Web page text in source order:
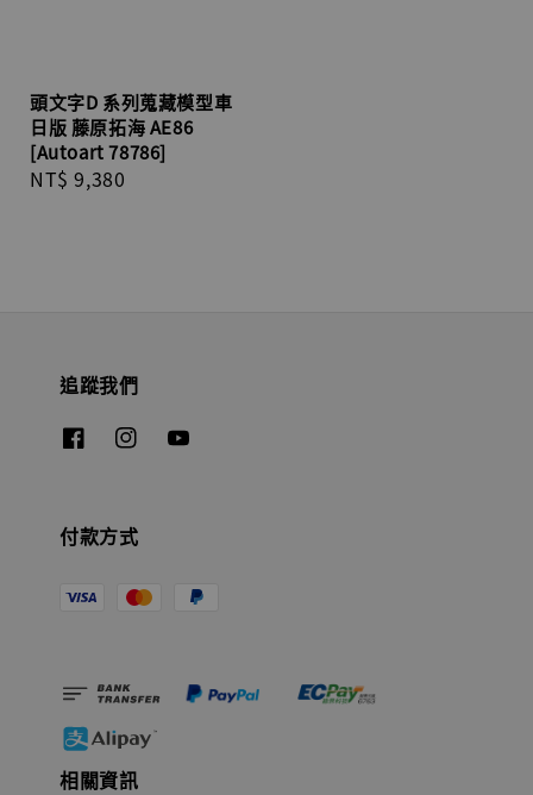
頭文字D 系列蒐藏模型車
日版 藤原拓海 AE86
[Autoart 78786]
Regular
NT$ 9,380
追蹤我們
付款方式
相關資訊